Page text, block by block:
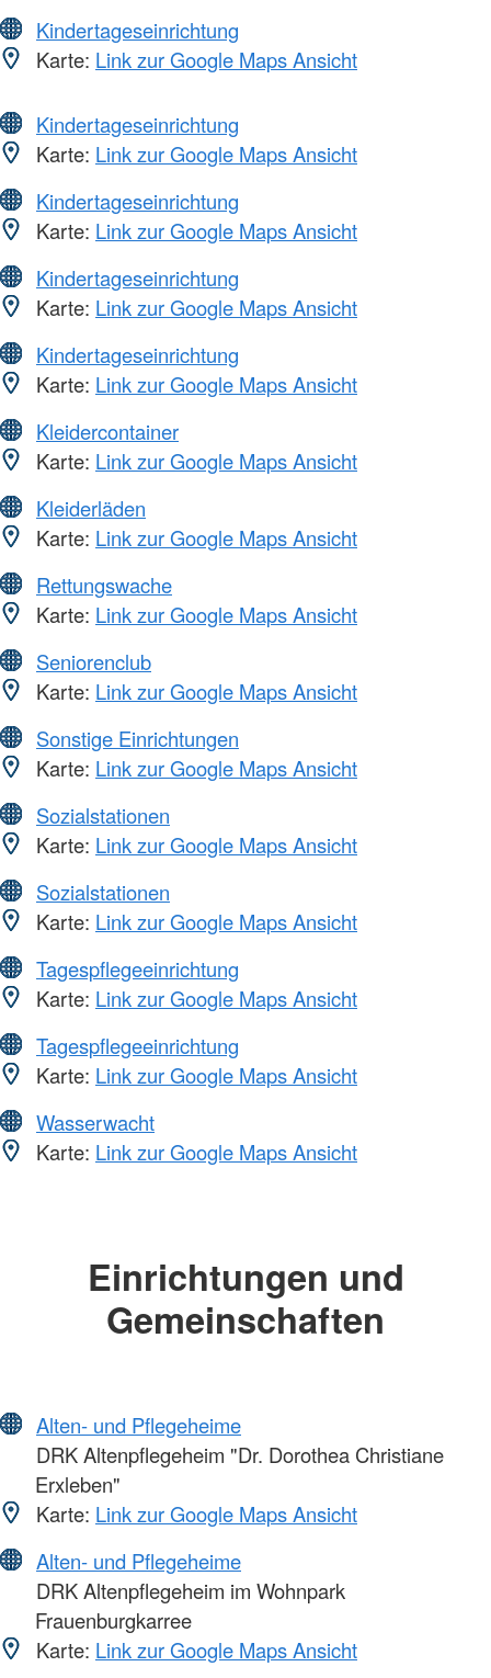
Kindertageseinrichtung
Karte: Link zur Google Maps Ansicht
Kindertageseinrichtung
Karte: Link zur Google Maps Ansicht
Kindertageseinrichtung
Karte: Link zur Google Maps Ansicht
Kindertageseinrichtung
Karte: Link zur Google Maps Ansicht
Kindertageseinrichtung
Karte: Link zur Google Maps Ansicht
Kleidercontainer
Karte: Link zur Google Maps Ansicht
Kleiderläden
Karte: Link zur Google Maps Ansicht
Rettungswache
Karte: Link zur Google Maps Ansicht
Seniorenclub
Karte: Link zur Google Maps Ansicht
Sonstige Einrichtungen
Karte: Link zur Google Maps Ansicht
Sozialstationen
Karte: Link zur Google Maps Ansicht
Sozialstationen
Karte: Link zur Google Maps Ansicht
Tagespflegeeinrichtung
Karte: Link zur Google Maps Ansicht
Tagespflegeeinrichtung
Karte: Link zur Google Maps Ansicht
Wasserwacht
Karte: Link zur Google Maps Ansicht
Einrichtungen und
Gemeinschaften
Alten- und Pflegeheime
DRK Altenpflegeheim "Dr. Dorothea Christiane
Erxleben"
Karte: Link zur Google Maps Ansicht
Alten- und Pflegeheime
DRK Altenpflegeheim im Wohnpark
Frauenburgkarree
Karte: Link zur Google Maps Ansicht